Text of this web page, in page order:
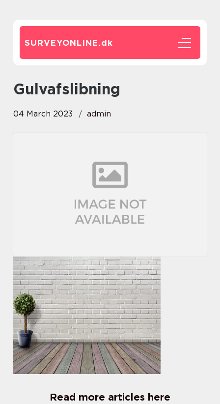
SURVEYONLINE.dk
gulvafslibning
04 March 2023 admin
Read more articles here